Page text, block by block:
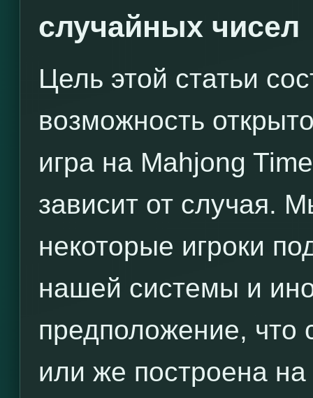
случайных чисел
Цель этой статьи
возможность
игра на Mahjong
зависит от случая.
некоторые игроки
нашей системы и
предположение, что
или же построена